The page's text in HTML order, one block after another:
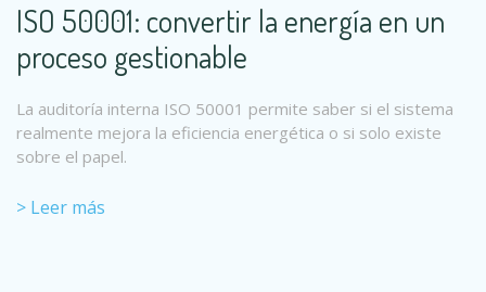
ISO 50001: convertir la energía en un
proceso gestionable
La auditoría interna ISO 50001 permite saber si el sistema
realmente mejora la eficiencia energética o si solo existe
sobre el papel.
> Leer más